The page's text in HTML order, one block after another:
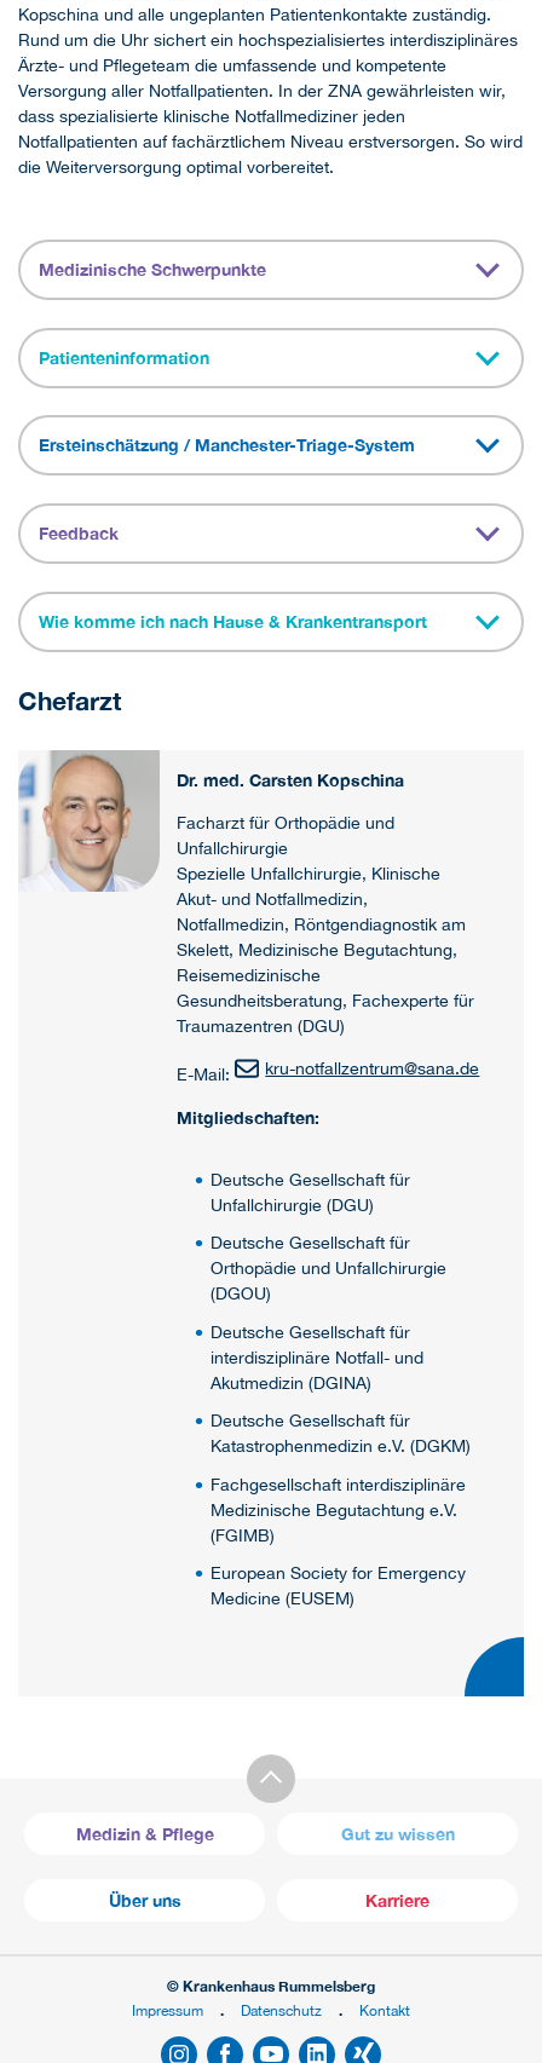
Kopschina und alle ungeplanten Patientenkontakte zuständig.
Rund um die Uhr sichert ein hochspezialisiertes interdisziplinäres
Ärzte- und Pflegeteam die umfassende und kompetente
Versorgung aller Notfallpatienten. In der ZNA gewährleisten wir,
dass spezialisierte klinische Notfallmediziner jeden
Notfallpatienten auf fachärztlichem Niveau erstversorgen. So wird
die Weiterversorgung optimal vorbereitet.
Medizinische Schwerpunkte
Patienteninformation
Ersteinschätzung / Manchester-Triage-System
Feedback
Wie komme ich nach Hause & Krankentransport
Chefarzt
Dr. med. Carsten Kopschina
Facharzt für Orthopädie und
Unfallchirurgie
Spezielle Unfallchirurgie, Klinische
Akut- und Notfallmedizin,
Notfallmedizin, Röntgendiagnostik am
Skelett, Medizinische Begutachtung,
Reisemedizinische
Gesundheitsberatung, Fachexperte für
Traumazentren (DGU)
E-Mail: kru-notfallzentrum@sana.de
Mitgliedschaften:
Deutsche Gesellschaft für
Unfallchirurgie (DGU)
Deutsche Gesellschaft für
Orthopädie und Unfallchirurgie
(DGOU)
Deutsche Gesellschaft für
interdisziplinäre Notfall- und
Akutmedizin (DGINA)
Deutsche Gesellschaft für
Katastrophenmedizin e.V. (DGKM)
Fachgesellschaft interdisziplinäre
Medizinische Begutachtung e.V.
(FGIMB)
European Society for Emergency
Medicine (EUSEM)
Medizin & Pflege Gut zu wissen
Über uns Karriere
© Krankenhaus Rummelsberg
Impressum
Datenschutz Kontakt